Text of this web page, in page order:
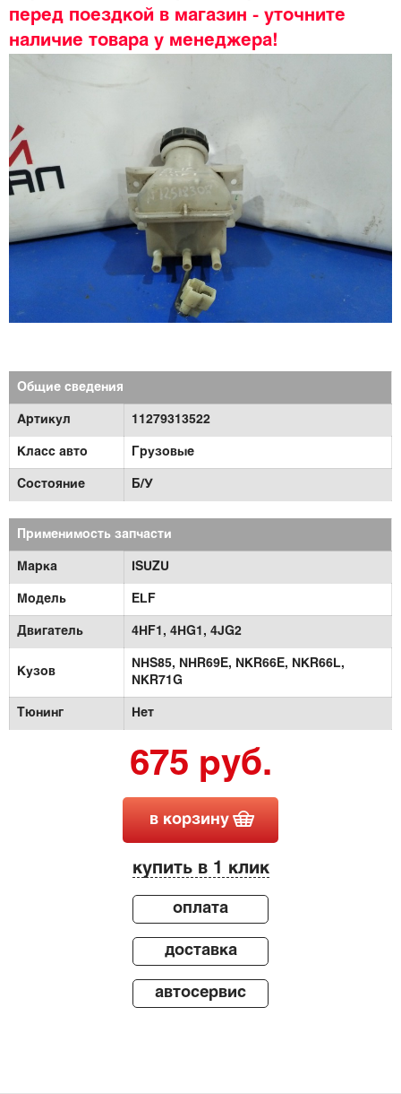
перед поездкой в магазин - уточните
наличие товара у менеджера!
Общие сведения
Артикул 11279313522
Класс авто Грузовые
Состояние Б/У
Применимость запчасти
Марка ISUZU
Модель ELF
Двигатель 4HF1, 4HG1, 4JG2
Кузов
NHS85, NHR69E, NKR66E,
NKR66L,
NKR71G
Тюнинг Нет
675 руб.
в корзину
купить в 1 клик
оплата
доставка
автосервис